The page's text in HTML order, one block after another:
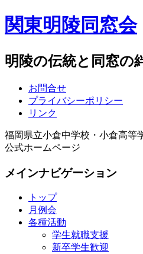
関東明陵同窓会
明陵の伝統と同窓の
お問合せ
プライバシーポリシー
リンク
福岡県立小倉中学校・小倉高等
公式ホームページ
メインナビゲーション
トップ
月例会
各種活動
学生就職支援
新卒学生歓迎